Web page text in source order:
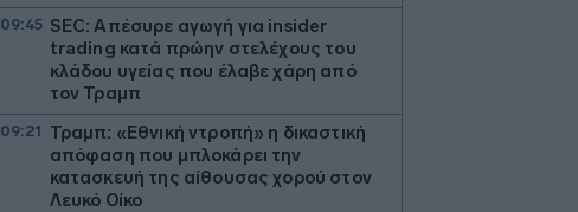
09:45 SEC: Απέσυρε αγωγή για insider
trading κατά πρώην στελέχους του
κλάδου υγείας που έλαβε χάρη από
τον Τραμπ
09:21 Τραμπ: «Εθνική ντροπή» η δικαστική
απόφαση που μπλοκάρει την
κατασκευή της αίθουσας χορού στον
Λευκό Οίκο